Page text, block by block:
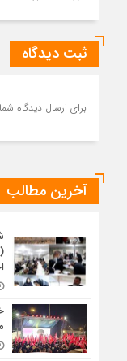
ثبت دیدگاه
برای ارسال دیدگاه
آخرین مطالب